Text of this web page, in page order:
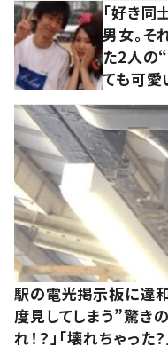
「好き同
男女。
た2人の
ても可愛
駅の電光掲示板に違
度見してしまう”驚き
れ！？」「壊れちゃった？